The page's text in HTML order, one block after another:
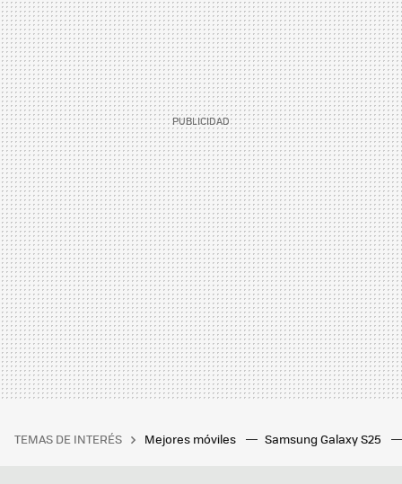
TEMAS DE INTERÉS Mejores móviles Samsung Galaxy S25